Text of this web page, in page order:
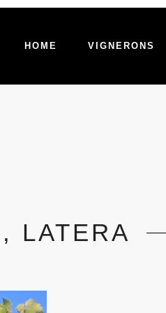
HOME VIGNERONS
LATERA